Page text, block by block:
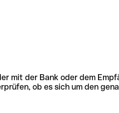
mit der Bank oder dem
ob es sich um den